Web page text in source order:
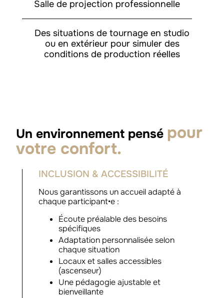
Salle de projection professionnelle
Des situations de tournage en studio
ou en extérieur pour simuler des
conditions de production réelles
Un environnement pensé pour
votre confort.
INCLUSION & ACCESSIBILITÉ
Nous garantissons un accueil adapté à
chaque participant•e :
Écoute préalable des besoins
spécifiques
Adaptation personnalisée selon
chaque situation
Locaux et salles accessibles
(ascenseur)
Une pédagogie ajustable et
bienveillante